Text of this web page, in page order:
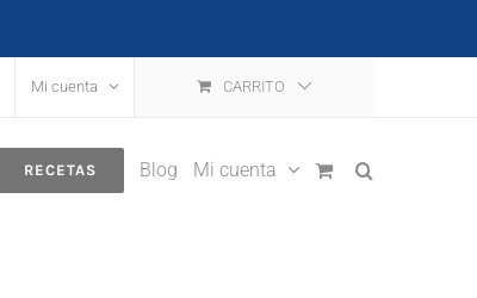
Mi cuenta CARRITO
RECETAS Blog Mi cuenta